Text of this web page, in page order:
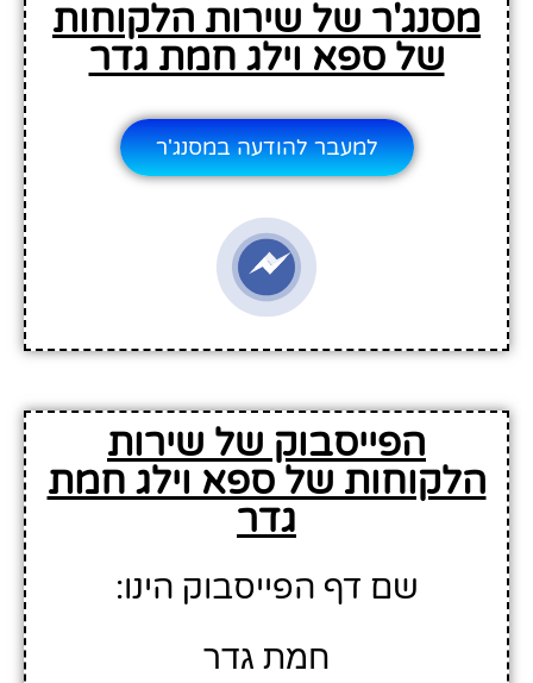
מסנג'ר של שירות הלקוחות
של ספא וילג חמת גדר
למעבר להודעה במסנג'ר
הפייסבוק של שירות
הלקוחות של ספא וילג חמת
גדר
שם דף הפייסבוק הינו:
חמת גדר